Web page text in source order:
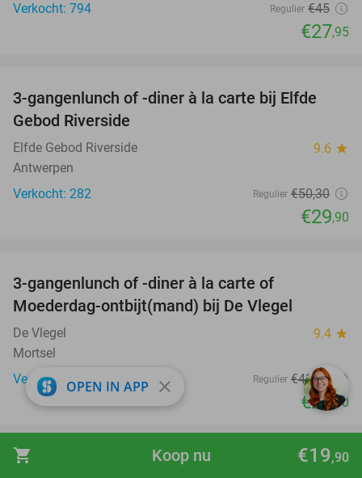
shopping_cart €19,90
Koop nu
Verkocht: 794
Regulier €45
€27,95
41%
3-gangenlunch of -diner à la carte bij Elfde
Gebod Riverside
Elfde Gebod Riverside 9.6 star
Antwerpen
Verkocht: 282
Regulier €50,30
€29,90
3-gangenlunch of -diner à la carte of
Moederdag-ontbijt(mand) bij De Vlegel
De Vlegel 9.4 star
Mortsel
Verkocht: 1.050
Regulier €43,35
€25,90
favorite_border
2- of 3-gangendiner à la carte bij La Folie
OPEN IN APP close